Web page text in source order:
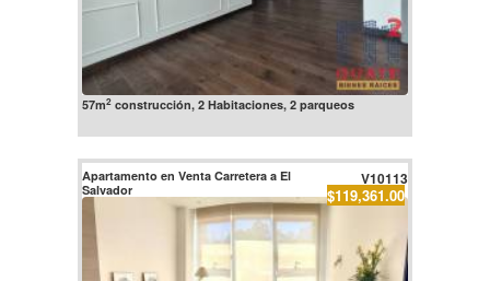
57m2construcción, 2 Habitaciones, 2 parqueos
Apartamento en Venta Carretera a El
Salvador
V10113
$119,361.00